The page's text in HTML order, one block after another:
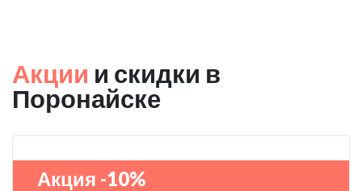
Акции и скидки в
Поронайске
Акция -10%